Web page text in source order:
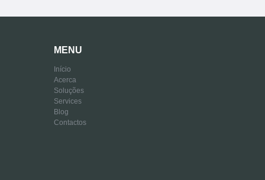
MENU
Início
Acerca
Soluções
Services
Blog
Contactos